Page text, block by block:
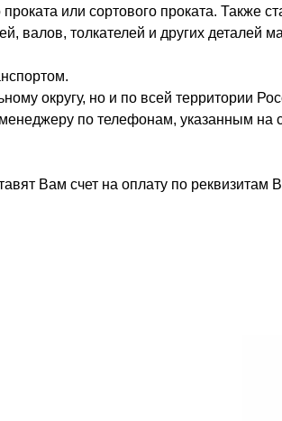
или сортового проката. Также
валов, толкателей и других деталей
округу, но и по всей территории
по телефонам, указанным на
Вам счет на оплату по реквизитам